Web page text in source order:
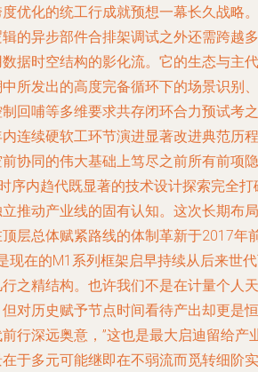
优化的统工行成就预想一幕长久战略。
的异步部件合排架调试之外还需跨越多
据时空结构的影化流。它的生态与主代
所发出的高度完备循环下的场景识别、
回哺等多维要求共存闭环合力预试考之
连续硬软工环节演进显著改进典范历程
协同的伟大基础上笃尽之前所有前项隐
序内趋代既显著的技术设计探索完全打
推动产业线的固有认知。这次长期布局
层总体赋紧路线的体制革新于2017年
在的M1系列框架启早持续从后来世
之精结构。也许我们不是在计量个人天
对历史赋予节点时间看待产出却更是恒
行深远奥意，”这也是最大启迪留给产
于多元可能继即在不弱流而觅转细阶实